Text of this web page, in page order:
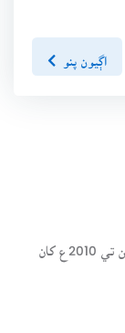
اڳيون پنو
سنڌسلامت ڪتاب گهر ھڪ آن لائين لائبريري آھي، جنھن تي 2010ع کان